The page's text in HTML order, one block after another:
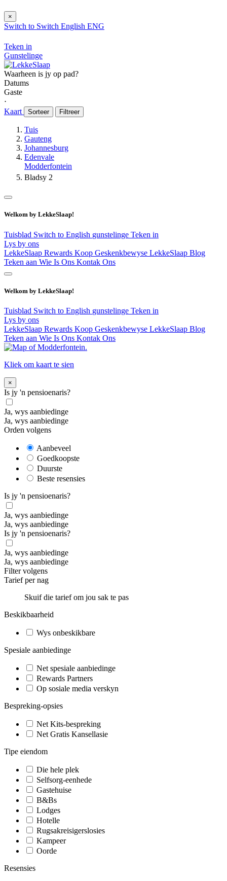
×
Switch to Switch English ENG
Teken in
Gunstelinge
Waarheen is jy op pad?
Datums
Gaste
⋅
Kaart
Sorteer Filtreer
Tuis
Gauteng
Johannesburg
Edenvale
Modderfontein
Bladsy 2
Welkom by LekkeSlaap!
Tuisblad Switch to English gunstelinge Teken in
Lys by ons
LekkeSlaap Rewards Koop Geskenkbewyse LekkeSlaap Blog
Teken aan Wie Is Ons Kontak Ons
Welkom by LekkeSlaap!
Tuisblad Switch to English gunstelinge Teken in
Lys by ons
LekkeSlaap Rewards Koop Geskenkbewyse LekkeSlaap Blog
Teken aan Wie Is Ons Kontak Ons
Kliek om kaart te sien
×
Is jy 'n pensioenaris?
Ja, wys aanbiedinge
Ja, wys aanbiedinge
Orden volgens
Aanbeveel
Goedkoopste
Duurste
Beste resensies
Is jy 'n pensioenaris?
Ja, wys aanbiedinge
Ja, wys aanbiedinge
Is jy 'n pensioenaris?
Ja, wys aanbiedinge
Ja, wys aanbiedinge
Filter volgens
Tarief per nag
Skuif die tarief om jou sak te pas
Beskikbaarheid
Wys onbeskikbare
Spesiale aanbiedinge
Net spesiale aanbiedinge
Rewards Partners
Op sosiale media verskyn
Bespreking-opsies
Net Kits-bespreking
Net Gratis Kansellasie
Tipe eiendom
Die hele plek
Selfsorg-eenhede
Gastehuise
B&Bs
Lodges
Hotelle
Rugsakreisigerslosies
Kampeer
Oorde
Resensies